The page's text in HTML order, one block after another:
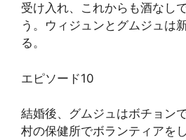
受け入れ、これからも酒なし
う。ウィジュンとグムジュは
る。
エピソード10
結婚後、グムジュはボチョン
村の保健所でボランティアを